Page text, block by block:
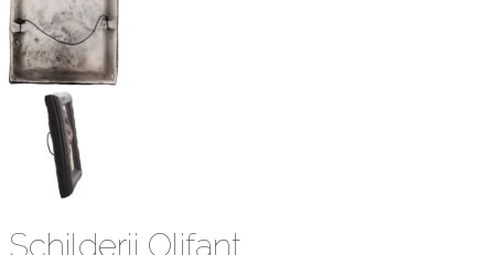
Schilderij Olifant